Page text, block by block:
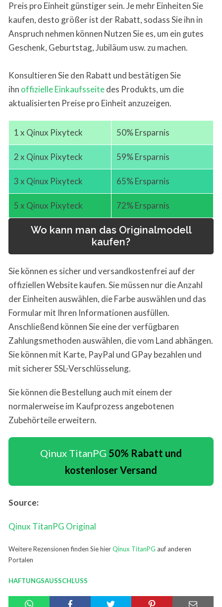
Preis pro Einheit günstiger sein. Je mehr Einheiten Sie
kaufen, desto größer ist der Rabatt, sodass Sie ihn in
Anspruch nehmen können Nutzen Sie es, um ein gutes
Geschenk, Geburtstag, Jubiläum usw. zu machen.
Konsultieren Sie den Rabatt und bestätigen Sie
ihn offizielle Einkaufsseitedes Produkts, um die
aktualisierten Preise pro Einheit anzuzeigen.
1 x Qinux Pixyteck 50% Ersparnis
2 x Qinux Pixyteck 59% Ersparnis
3 x Qinux Pixyteck 65% Ersparnis
5 x Qinux Pixyteck 72% Ersparnis
Wo kann man das Originalmodell
kaufen?
Sie können es sicher und versandkostenfrei auf der
offiziellen Website kaufen. Sie müssen nur die Anzahl
der Einheiten auswählen, die Farbe auswählen und das
Formular mit Ihren Informationen ausfüllen.
Anschließend können Sie eine der verfügbaren
Zahlungsmethoden auswählen, die vom Land abhängen.
Sie können mit Karte, PayPal und GPay bezahlen und
mit sicherer SSL-Verschlüsselung.
Sie können die Bestellung auch mit einem der
normalerweise im Kaufprozess angebotenen
Zubehörteile erweitern.
Qinux TitanPG 50% Rabatt und
kostenloser Versand
Source:
Qinux TitanPG Original
Weitere Rezensionen finden Sie hierQinux TitanPG auf anderen
Portalen
HAFTUNGSAUSSCHLUSS